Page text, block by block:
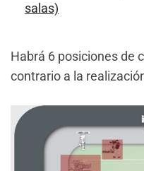
salas)
Habrá 6 posiciones de
contrario a la